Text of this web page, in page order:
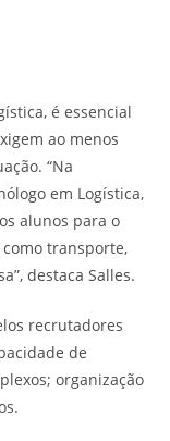
é essencial
ao menos
“Na
em Logística,
alunos para o
transporte,
destaca Salles.
recrutadores
de
organização